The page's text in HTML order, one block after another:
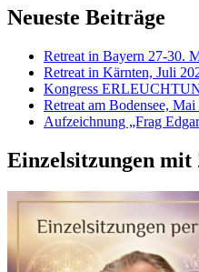
Neueste Beiträge
Retreat in Bayern 27-30.
Retreat in Kärnten, Juli
Kongress
Retreat am Bodensee,
Aufzeichnung „Frag
Einzelsitzungen mit